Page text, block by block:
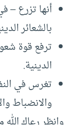
أنها تزرع –
بالشعائر
ترفع قوة
الدينية.
تغرس في
والانضباط